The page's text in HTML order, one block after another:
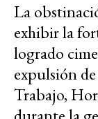
La
exhibir la
logrado
expulsión
Trabajo,